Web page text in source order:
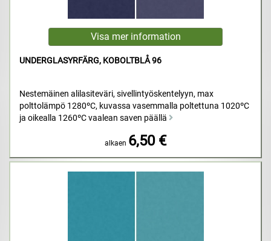
UNDERGLASYRFÄRG, KOBOLTBLÅ 96
Nestemäinen alilasiteväri, sivellintyöskentelyyn, max
polttolämpö 1280ºC, kuvassa vasemmalla poltettuna 1020ºC
ja oikealla 1260ºC vaalean saven päällä
alkaen 6,50 €